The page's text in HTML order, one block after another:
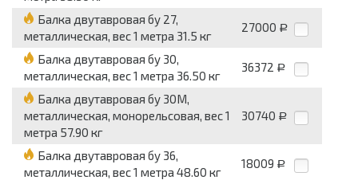
Балка двутавровая бу 27,
металлическая, вес 1 метра 31.5 кг
27000 Р
Балка двутавровая бу 30,
металлическая, вес 1 метра 36.50 кг
36372 Р
Балка двутавровая бу 30М,
металлическая, монорельсовая, вес 1
метра 57.90 кг
30740 Р
Балка двутавровая бу 36,
металлическая, вес 1 метра 48.60 кг
18009 Р